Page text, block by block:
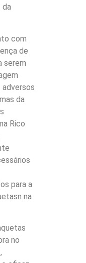
da
com
de
serem
da
Rico
para a
na
no